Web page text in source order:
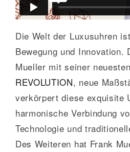
Die Welt der Luxusuhren
Bewegung und Innovation.
Mueller mit seiner
REVOLUTION, neue
verkörpert diese exquisite
harmonische Verbindung
Technologie und
Des Weiteren hat Frank